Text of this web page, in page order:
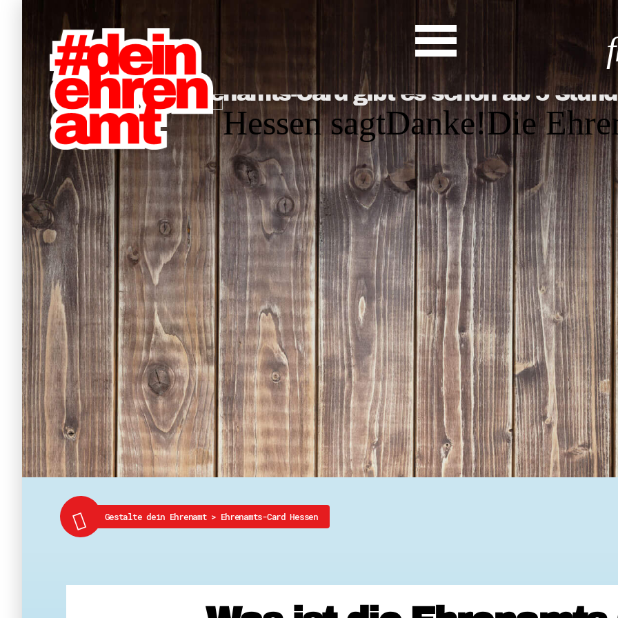
Start
Entdecke dein
News
Veranstaltungen
Rückblicke
Newsletter
Die LandesEhrenamtsagentur
Publikationen
Ansprechpartner
Ehrenamt hat viele
Finde dein
Ehrenamtssuchmaschine
Freiwilliges Soziales
Koordinierungszentren für
Engagierte Stadt
Freiwilligendienste
Freiwilligentage
Hessen hilft Ukraine
Zeig uns dein
Wettbewerb |
Wettbewerb | 80 Jahre
8 Vereine x 80 Jahre x
Crowdfunding - Viele
Ehrentag
Danke!
Die Ehrenamts-Card gibt es schon ab 5 Stunden
Gestalte dein Ehrenamt > Ehrenamts-Card Hessen